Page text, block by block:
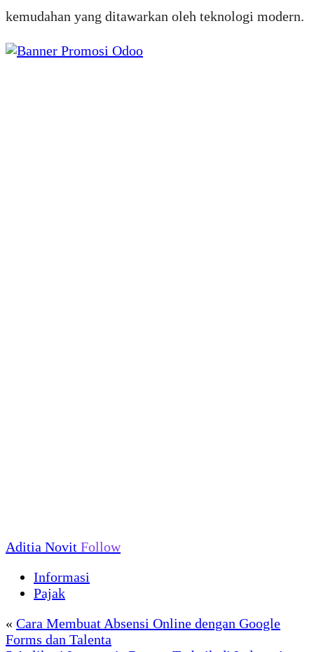
kemudahan yang ditawarkan oleh teknologi modern.
Aditia Novit Follow
Informasi
Pajak
« Cara Membuat Absensi Online dengan Google
Forms dan Talenta